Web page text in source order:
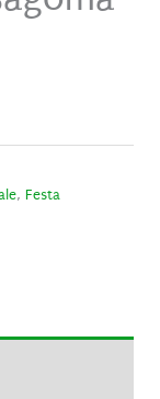
, Festa